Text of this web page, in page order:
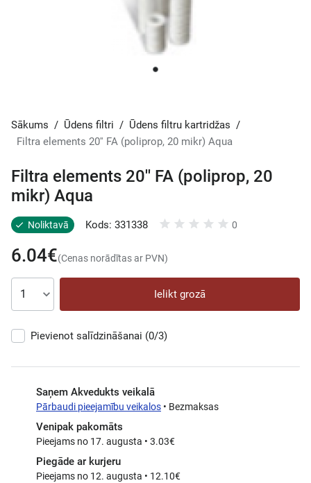
Sākums / Ūdens filtri / Ūdens filtru kartridžas /
Filtra elements 20'' FA (poliprop, 20 mikr) Aqua
Filtra elements 20'' FA (poliprop, 20
mikr) Aqua
Noliktavā Kods: 331338 0
6.04€(Cenas norādītas ar PVN)
Ielikt grozā
Pievienot salīdzināšanai (0/3)
Saņem Akvedukts veikalā
Pārbaudi pieejamību veikalos • Bezmaksas
Venipak pakomāts
Pieejams no 17. augusta • 3.03€
Piegāde ar kurjeru
Pieejams no 12. augusta • 12.10€